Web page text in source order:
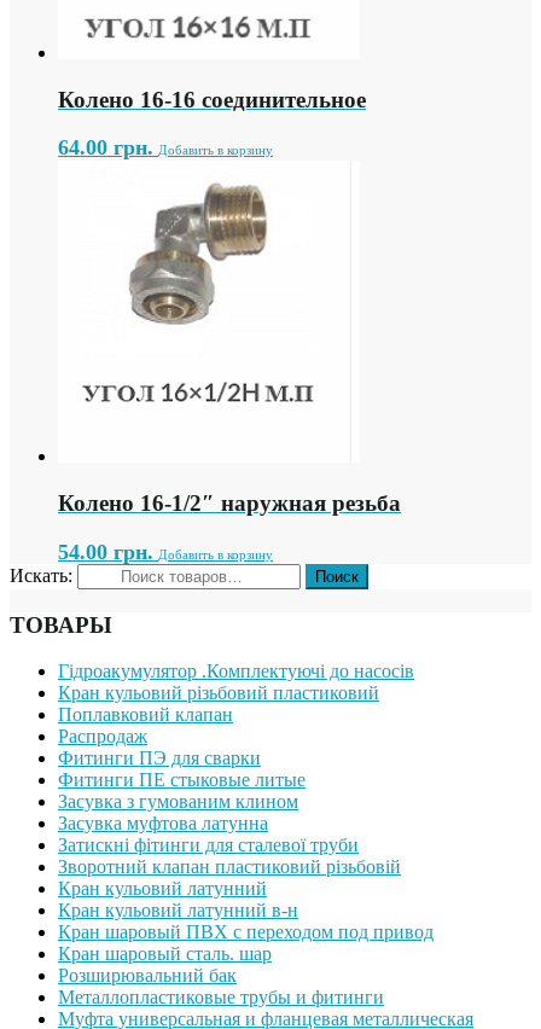
Колено 16-16 соединительное
64.00 грн. Добавить в корзину
Колено 16-1/2″ наружная резьба
54.00 грн. Добавить в корзину
Искать:
ТОВАРЫ
Гідроакумулятор .Комплектуючі до насосів
Кран кульовий різьбовий пластиковий
Поплавковий клапан
Распродаж
Фитинги ПЭ для сварки
Фитинги ПЕ стыковые литые
Засувка з гумованим клином
Засувка муфтова латунна
Затискні фітинги для сталевої труби
Зворотний клапан пластиковий різьбовій
Кран кульовий латунний
Кран кульовий латунний в-н
Кран шаровый ПВХ с переходом под привод
Кран шаровый сталь. шар
Розширювальний бак
Металлопластиковые трубы и фитинги
Муфта универсальная и фланцевая металлическая